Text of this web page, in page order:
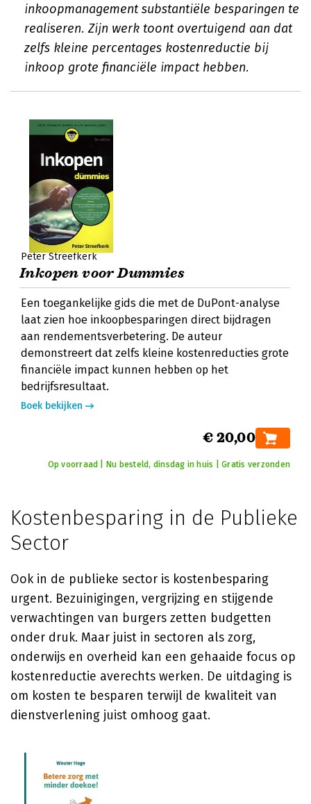
inkoopmanagement substantiële besparingen te
realiseren. Zijn werk toont overtuigend aan dat
zelfs kleine percentages kostenreductie bij
inkoop grote financiële impact hebben.
Peter Streefkerk
Inkopen voor Dummies
Een toegankelijke gids die met de DuPont-analyse
laat zien hoe inkoopbesparingen direct bijdragen
aan rendementsverbetering. De auteur
demonstreert dat zelfs kleine kostenreducties grote
financiële impact kunnen hebben op het
bedrijfsresultaat.
Boek bekijken
€ 20,00
Op voorraad | Nu besteld, dinsdag in huis | Gratis verzonden
Kostenbesparing in de Publieke
Sector
Ook in de publieke sector is kostenbesparing
urgent. Bezuinigingen, vergrijzing en stijgende
verwachtingen van burgers zetten budgetten
onder druk. Maar juist in sectoren als zorg,
onderwijs en overheid kan een gehaaide focus op
kostenreductie averechts werken. De uitdaging is
om kosten te besparen terwijl de kwaliteit van
dienstverlening juist omhoog gaat.